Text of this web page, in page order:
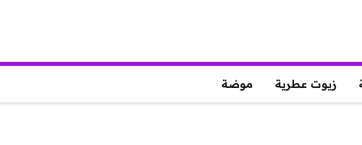
زيوت عطرية موضة